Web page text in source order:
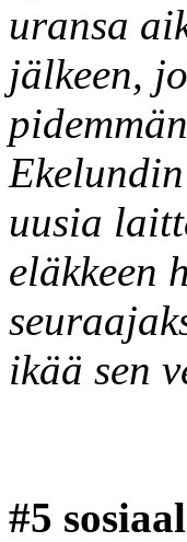
uransa
jälkeen,
uusia
eläkkeen
ikää sen
#5